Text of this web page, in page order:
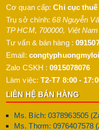
Cơ quan cấp:Chi cục
Trụ sở chính:68 Nguyễn
TP HCM, 700000, Việt Nam
Tư vấn & bán hàng :
Email:
Zalo CSKH :0915078076
Làm việc: T2-T7 8:00 -
LIÊN HỆ BÁN HÀNG
Ms. Bích: 0378963505
Ms. Thơm: 0976407578